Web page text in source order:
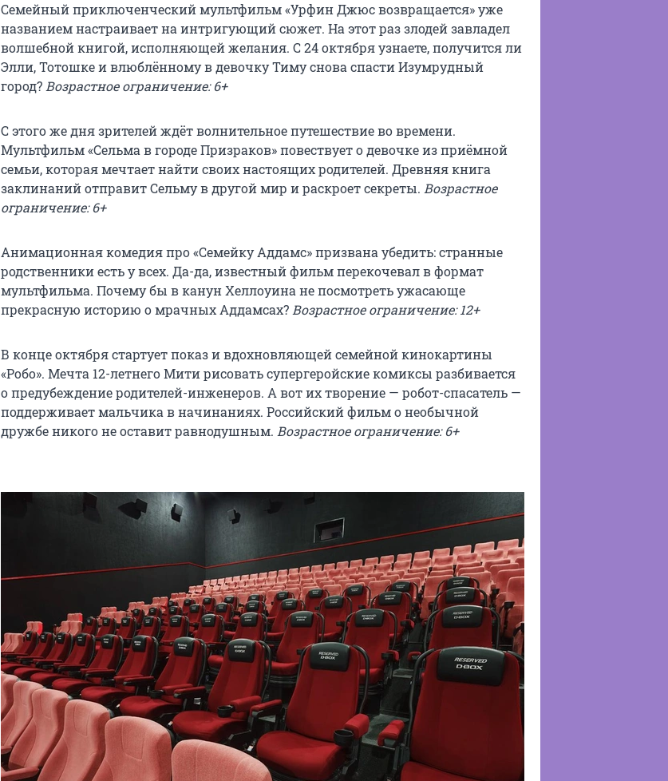
Семейный приключенческий мультфильм «Урфин Джюс возвращается» уже
названием настраивает на интригующий сюжет. На этот раз злодей завладел
волшебной книгой, исполняющей желания. С 24 октября узнаете, получится ли
Элли, Тотошке и влюблённому в девочку Тиму снова спасти Изумрудный
город? Возрастное ограничение: 6+
С этого же дня зрителей ждёт волнительное путешествие во времени.
Мультфильм «Сельма в городе Призраков» повествует о девочке из приёмной
семьи, которая мечтает найти своих настоящих родителей. Древняя книга
заклинаний отправит Сельму в другой мир и раскроет секреты. Возрастное
ограничение: 6+
Анимационная комедия про «Семейку Аддамс» призвана убедить: странные
родственники есть у всех. Да-да, известный фильм перекочевал в формат
мультфильма. Почему бы в канун Хеллоуина не посмотреть ужасающе
прекрасную историю о мрачных Аддамсах? Возрастное ограничение: 12+
В конце октября стартует показ и вдохновляющей семейной кинокартины
«Робо». Мечта 12-летнего Мити рисовать супергеройские комиксы разбивается
о предубеждение родителей-инженеров. А вот их творение — робот-спасатель —
поддерживает мальчика в начинаниях. Российский фильм о необычной
дружбе никого не оставит равнодушным. Возрастное ограничение: 6+